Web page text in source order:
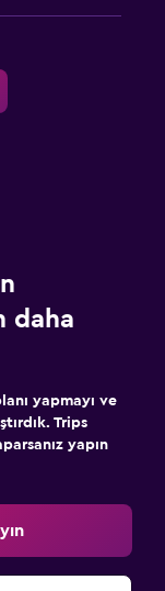
daha
yapmayı ve
Trips
yapın